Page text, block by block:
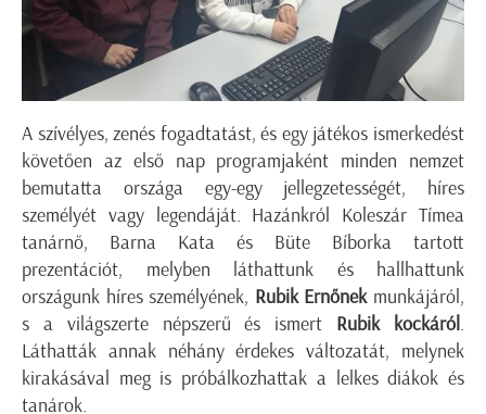
A szívélyes, zenés fogadtatást, és egy játékos ismerkedést
követően az első nap programjaként minden nemzet
bemutatta országa egy-egy jellegzetességét, híres
személyét vagy legendáját. Hazánkról Koleszár Tímea
tanárnő, Barna Kata és Büte Bíborka tartott
prezentációt, melyben láthattunk és hallhattunk
országunk híres személyének, Rubik Ernőnek munkájáról,
s a világszerte népszerű és ismert Rubik kockáról .
Láthatták annak néhány érdekes változatát, melynek
kirakásával meg is próbálkozhattak a lelkes diákok és
tanárok.